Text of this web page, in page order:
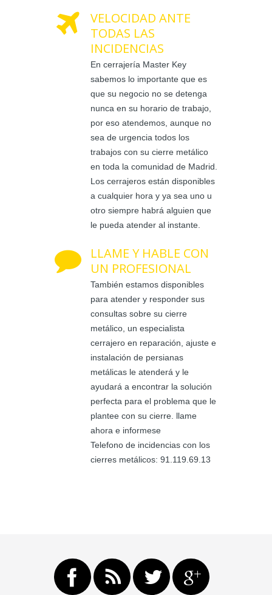
VELOCIDAD ANTE
TODAS LAS
INCIDENCIAS
En cerrajería Master Key
sabemos lo importante que es
que su negocio no se detenga
nunca en su horario de trabajo,
por eso atendemos, aunque no
sea de urgencia todos los
trabajos con su cierre metálico
en toda la comunidad de Madrid.
Los cerrajeros están disponibles
a cualquier hora y ya sea uno u
otro siempre habrá alguien que
le pueda atender al instante.
LLAME Y HABLE CON
UN PROFESIONAL
También estamos disponibles
para atender y responder sus
consultas sobre su cierre
metálico, un especialista
cerrajero en reparación, ajuste e
instalación de persianas
metálicas le atenderá y le
ayudará a encontrar la solución
perfecta para el problema que le
plantee con su cierre. llame
ahora e informese
Telefono de incidencias con los
cierres metálicos: 91.119.69.13